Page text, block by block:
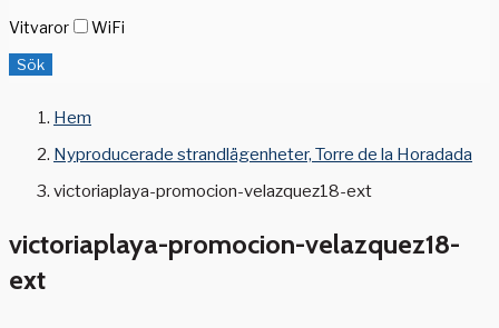
Vitvaror
WiFi
Sök
Hem
Nyproducerade strandlägenheter, Torre de la Horadada
victoriaplaya-promocion-velazquez18-ext
victoriaplaya-promocion-velazquez18-
ext